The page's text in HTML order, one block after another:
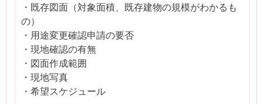
・既存図面（対象面積、既存建物の規模がわかるも
の）
・用途変更確認申請の要否
・現地確認の有無
・図面作成範囲
・現地写真
・希望スケジュール